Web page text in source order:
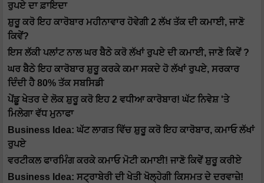
ਰੁਪਏ ਦਾ ਫ਼ਾਇਦਾ
ਸ਼ੁਰੂ ਕਰੋ ਇਹ ਕਾਰੋਬਾਰ ਮਹੀਨਾਵਾਰ ਹੋਵੇਗੀ 2 ਲੱਖ ਤੱਕ ਦੀ ਕਮਾਈ, ਜਾਣੋ
ਕਿਵੇਂ?
ਇਸ ਲੱਕੀ ਪਲਾਂਟ ਨਾਲ ਘਰ ਬੈਠੇ ਕਰੋ ਲੱਖਾਂ ਰੁਪਏ ਦੀ ਕਮਾਈ, ਜਾਣੋ ਕਿਵੇਂ ?
ਘਰ ਬੈਠੇ ਇਹ ਕਾਰੋਬਾਰ ਸ਼ੁਰੂ ਕਰਕੇ ਕਮਾ ਸਕਦੇ ਹੋ ਲੱਖਾਂ ਰੁਪਏ, ਸਰਕਾਰ
ਦਿੰਦੀ ਹੈ 80% ਤੱਕ ਸਬਸਿਡੀ
ਪੇਂਡੂ ਖੇਤਰ ਦੇ ਲੋਕ ਸ਼ੁਰੂ ਕਰੋ ਇਹ 2 ਵਧੀਆ ਕਾਰੋਬਾਰ! ਘੱਟ ਨਿਵੇਸ਼ 'ਤੇ
ਮਿਲੇਗਾ ਵੱਧ ਮੁਨਾਫਾ
Business Idea: ਘੱਟ ਲਾਗਤ ਵਿੱਚ ਸ਼ੁਰੂ ਕਰੋ ਇਹ ਕਾਰੋਬਾਰ, ਕਮਾਓ ਲੱਖਾਂ
ਰੁਪਏ
ਵਰਟੀਕਲ ਫਾਰਮਿੰਗ ਕਰਕੇ ਕਮਾਓ ਮੋਟੀ ਕਮਾਈ! ਜਾਣੋ ਕਿਵੇਂ ਸ਼ੁਰੂ ਕਰੀਏ
Business Idea: ਸਟ੍ਰਾਬੇਰੀ ਦੀ ਖੇਤੀ ਖੋਲ੍ਹੇਗੀ ਕਿਸਮਤ ਦੇ ਦਰਵਾਜ਼ੇ!